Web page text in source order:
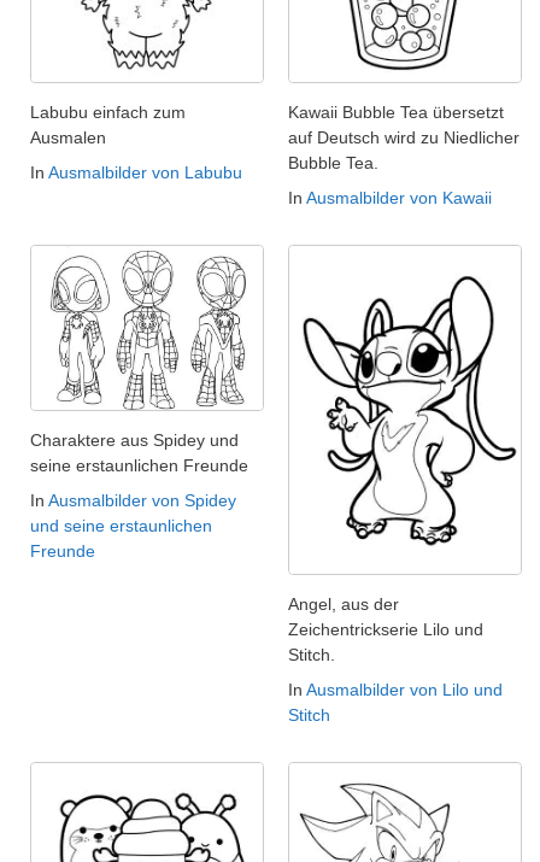
Labubu einfach zum
Ausmalen
In Ausmalbilder von Labubu
Kawaii Bubble Tea übersetzt
auf Deutsch wird zu Niedlicher
Bubble Tea.
In Ausmalbilder von Kawaii
Charaktere aus Spidey und
seine erstaunlichen Freunde
In Ausmalbilder von Spidey
und seine erstaunlichen
Freunde
Angel, aus der
Zeichentrickserie Lilo und
Stitch.
In Ausmalbilder von Lilo und
Stitch